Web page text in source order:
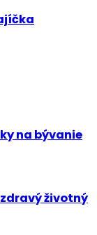
na bývanie
životný